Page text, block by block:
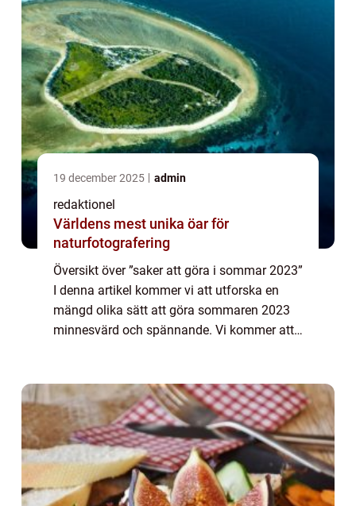
19 december 2025 admin
redaktionel
Världens mest unika öar för
naturfotografering
Översikt över ”saker att göra i sommar 2023”
I denna artikel kommer vi att utforska en
mängd olika sätt att göra sommaren 2023
minnesvärd och spännande. Vi kommer att